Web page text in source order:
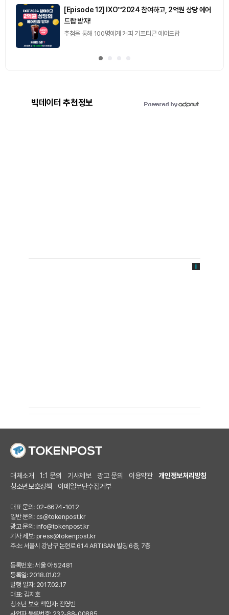
[토큰포스트] 기사 퀴즈 657회차
2026.08.06 (목) ~ 2026.08.07 (금)
빅데이터 추천정보
매체소개 1:1 문의 기사제보 광고 문의 이용약관
개인정보처리방침
청소년보호정책
이메일무단수집거부
대표 문의: 02-6674-1012
일반 문의: cs@tokenpost.kr
광고 문의: info@tokenpost.kr
기사 제보: press@tokenpost.kr
주소: 서울시 강남구 논현로 614 ARTISAN 빌딩 6층, 7층
등록번호: 서울 아 52481
등록일: 2018.01.02
발행 일자: 2017.02.17
대표: 김지호
청소년 보호 책임자: 전영빈